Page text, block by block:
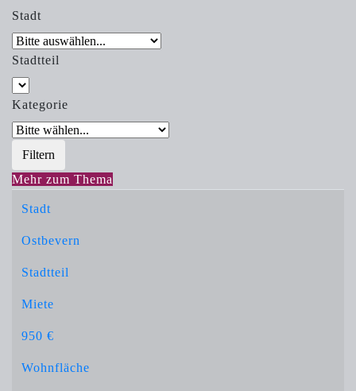
Stadt
Stadtteil
Kategorie
Filtern
Mehr zum Thema
Stadt
Ostbevern
Stadtteil
Miete
950 €
Wohnfläche